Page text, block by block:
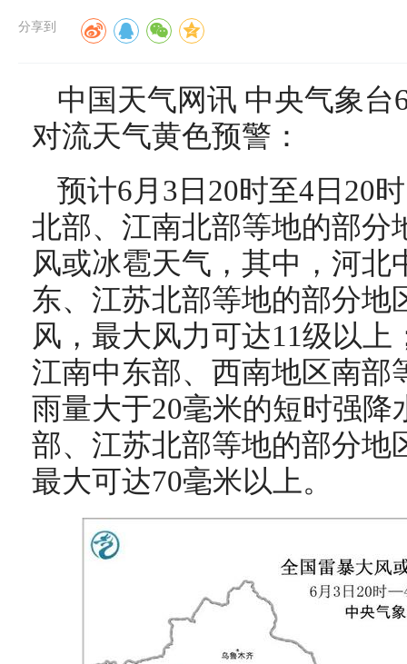
分享到
中国天气网讯 中央气象台
对流天气黄色预警：
预计6月3日20时至4日20
北部、江南北部等地的部分
风或冰雹天气，其中，河
东、江苏北部等地的部分地
风，最大风力可达11级以
江南中东部、西南地区南部
雨量大于20毫米的短时强降
部、江苏北部等地的部分地
最大可达70毫米以上。